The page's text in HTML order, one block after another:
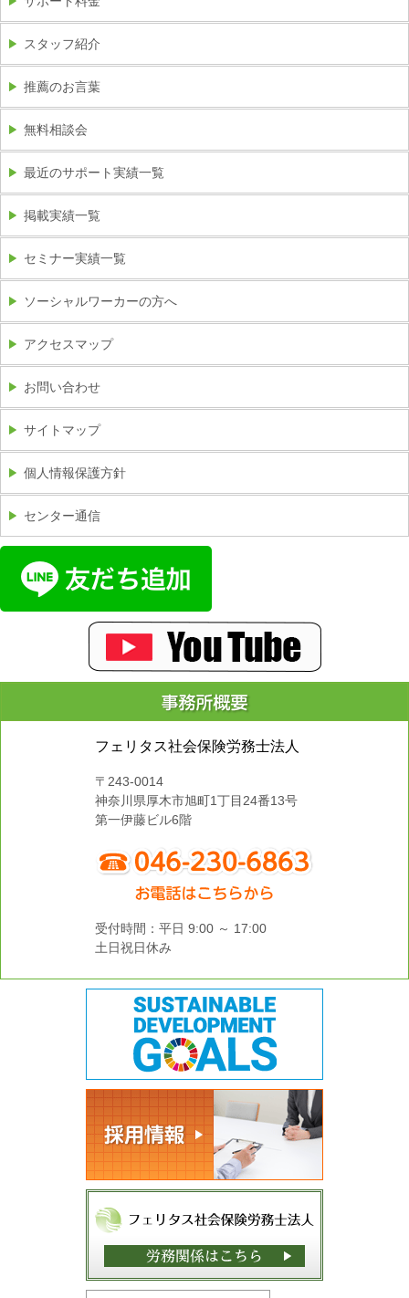
スタッフ紹介
推薦のお言葉
無料相談会
最近のサポート実績一覧
掲載実績一覧
セミナー実績一覧
ソーシャルワーカーの方へ
アクセスマップ
お問い合わせ
サイトマップ
個人情報保護方針
センター通信
フェリタス社会保険労務士法人
〒243-0014
神奈川県厚木市旭町1丁目24番13号
第一伊藤ビル6階
受付時間：平日 9:00 ～ 17:00
土日祝日休み